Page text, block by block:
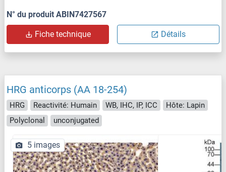
N° du produit ABIN7427567
Fiche technique Détails
HRG anticorps (AA 18-254)
HRG Reactivité: Humain WB, IHC, IP, ICC
Hôte: Lapin
Polyclonal
unconjugated
5 images